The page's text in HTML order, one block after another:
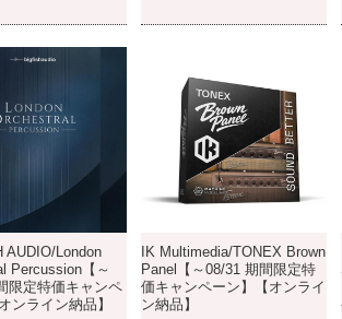
AUDIO/London
Percussion【～
限定特価キャンペ
ンライン納品】
IK Multimedia/TONEX Brown
Panel【～08/31 期間限定特
価キャンペーン】【オンライ
ン納品】